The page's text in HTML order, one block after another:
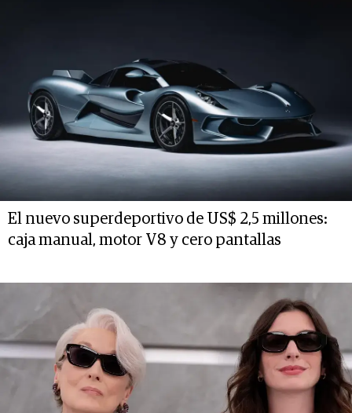
El nuevo superdeportivo de US$ 2,5 millones:
caja manual, motor V8 y cero pantallas